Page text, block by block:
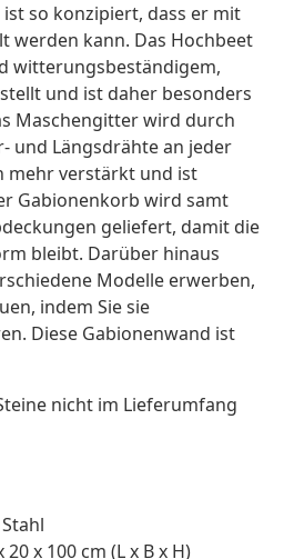
so konzipiert, dass er mit
werden kann. Das Hochbeet
witterungsbeständigem,
und ist daher besonders
Maschengitter wird durch
und Längsdrähte an jeder
mehr verstärkt und ist
Gabionenkorb wird samt
geliefert, damit die
bleibt. Darüber hinaus
Modelle erwerben,
indem Sie sie
Diese Gabionenwand ist
nicht im Lieferumfang
x 100 cm (L x B x H)